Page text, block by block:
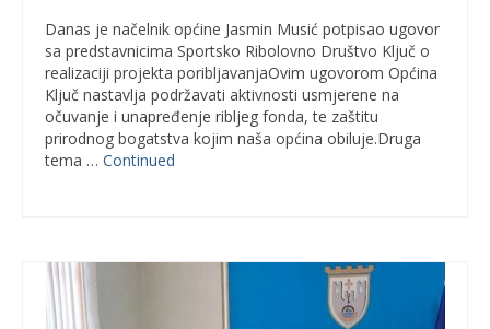
Danas je načelnik općine Jasmin Musić potpisao ugovor
sa predstavnicima Sportsko Ribolovno Društvo Ključ o
realizaciji projekta poribljavanjaOvim ugovorom Općina
Ključ nastavlja podržavati aktivnosti usmjerene na
očuvanje i unapređenje ribljeg fonda, te zaštitu
prirodnog bogatstva kojim naša općina obiluje.Druga
tema … Continued